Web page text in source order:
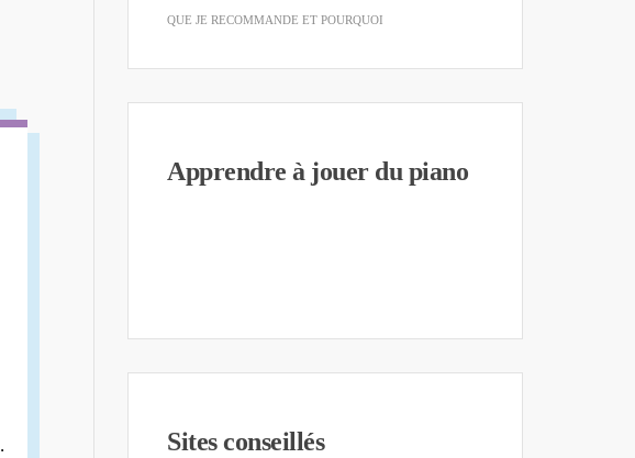
.
QUE JE RECOMMANDE ET POURQUOI
Apprendre à jouer du piano
Sites conseillés